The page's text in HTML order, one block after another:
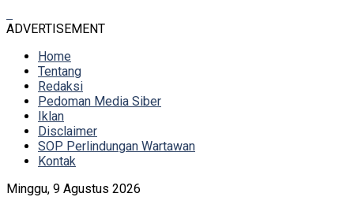
ADVERTISEMENT
Home
Tentang
Redaksi
Pedoman Media Siber
Iklan
Disclaimer
SOP Perlindungan Wartawan
Kontak
Minggu, 9 Agustus 2026